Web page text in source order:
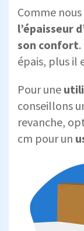
Comme
l’épaisseur
son confort
épais, plus il
Pour une
conseillons
revanche,
cm pour un